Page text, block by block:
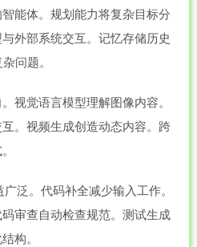
能体。规划能力将复杂目标分
外部系统交互。记忆存储历史
问题。
视觉语言模型理解图像内容。
。视频生成创造动态内容。跨
泛。代码补全减少输入工作。
审查自动检查规范。测试生成
构。